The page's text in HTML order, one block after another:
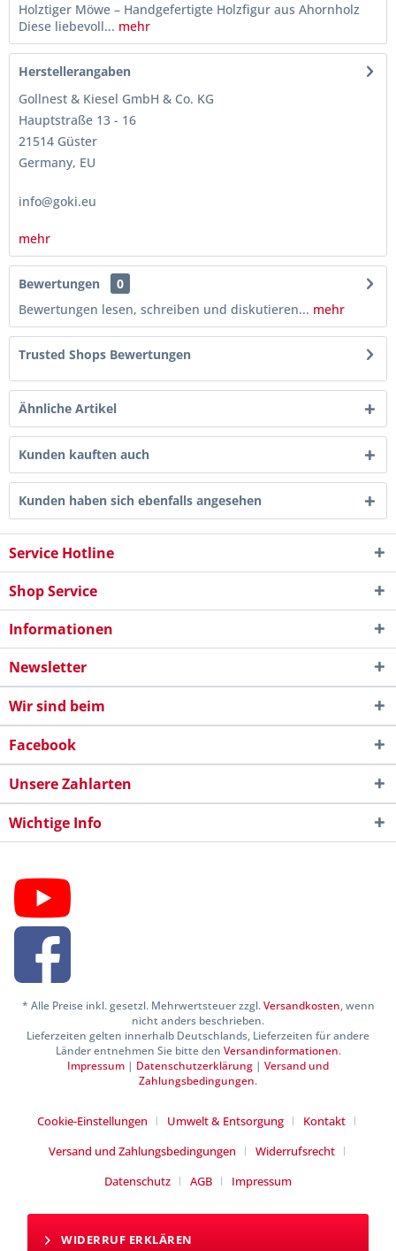
Holztiger Möwe – Handgefertigte Holzfigur aus Ahornholz
Diese liebevoll... mehr
Herstellerangaben
Gollnest & Kiesel GmbH & Co. KG
Hauptstraße 13 - 16
21514 Güster
Germany, EU
info@goki.eu
mehr
Bewertungen
0
Bewertungen lesen, schreiben und diskutieren... mehr
Trusted Shops Bewertungen
Ähnliche Artikel
Kunden kauften auch
Kunden haben sich ebenfalls angesehen
Service Hotline
Shop Service
Informationen
Newsletter
Wir sind beim
Facebook
Unsere Zahlarten
Wichtige Info
* Alle Preise inkl. gesetzl. Mehrwertsteuer zzgl.Versandkosten, wenn
nicht anders beschrieben.
Lieferzeiten gelten innerhalb Deutschlands, Lieferzeiten für andere
Länder entnehmen Sie bitte den Versandinformationen.
Impressum | Datenschutzerklärung | Versand und
Zahlungsbedingungen.
Cookie-Einstellungen Umwelt & Entsorgung
Kontakt
Versand und Zahlungsbedingungen
Widerrufsrecht
Datenschutz
AGB Impressum
WIDERRUF ERKLÄREN